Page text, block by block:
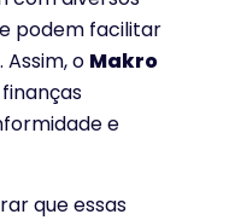
podem facilitar
o Makro
e
que essas